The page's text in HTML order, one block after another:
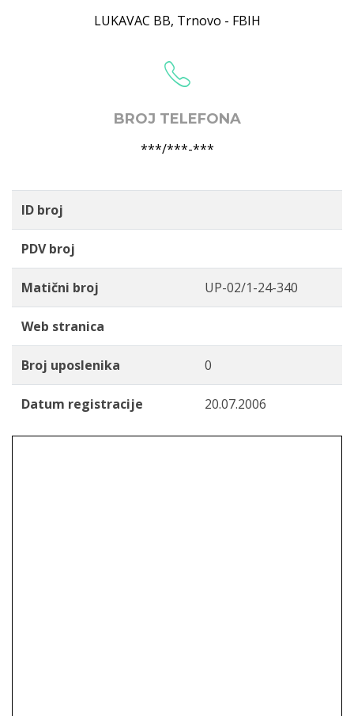
LUKAVAC BB, Trnovo - FBIH
BROJ TELEFONA
***/***-***
ID broj
PDV broj
Matični broj UP-02/1-24-340
Web stranica
Broj uposlenika 0
Datum registracije 20.07.2006